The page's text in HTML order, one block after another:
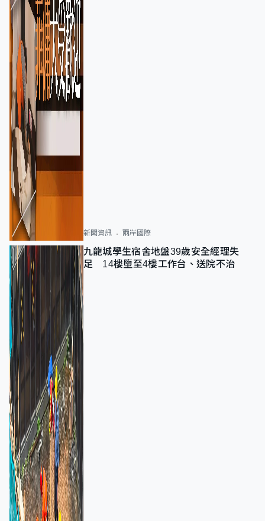
新聞資訊 兩岸國際
九龍城學生宿舍地盤39歲安全經理失
足 14樓墮至4樓工作台、送院不治